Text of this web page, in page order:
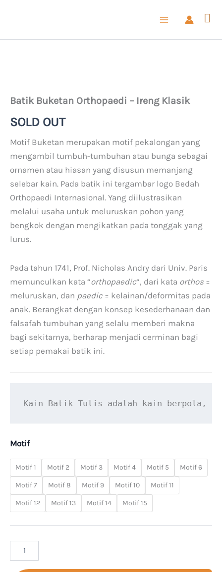
Batik Buketan Orthopaedi – Ireng Klasik
SOLD OUT
Motif Buketan merupakan motif pekalongan yang
mengambil tumbuh-tumbuhan atau bunga sebagai
ornamen atau hiasan yang disusun memanjang
selebar kain. Pada batik ini tergambar logo Bedah
Orthopaedi Internasional. Yang diilustrasikan
melalui usaha untuk meluruskan pohon yang
bengkok dengan mengikatkan pada tonggak yang
lurus.
Pada tahun 1741, Prof. Nicholas Andry dari Univ. Paris
memunculkan kata “orthopaedic“, dari kata orthos =
meluruskan, dan paedic = kelainan/deformitas pada
anak. Berangkat dengan konsep kesederhanaan dan
falsafah tumbuhan yang selalu memberi makna
bagi sekitarnya, berharap menjadi cerminan bagi
setiap pemakai batik ini.
Kain Batik Tulis adalah kain berpola,
Motif
Motif 1 Motif 2 Motif 3 Motif 4 Motif 5 Motif 6
Motif 7 Motif 8 Motif 9 Motif 10 Motif 11
Motif 12 Motif 13 Motif 14 Motif 15
Orthopaedi
Ireng
Klasik